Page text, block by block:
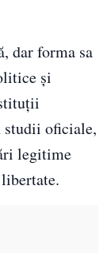
dar forma sa
și
studii oficiale,
legitime